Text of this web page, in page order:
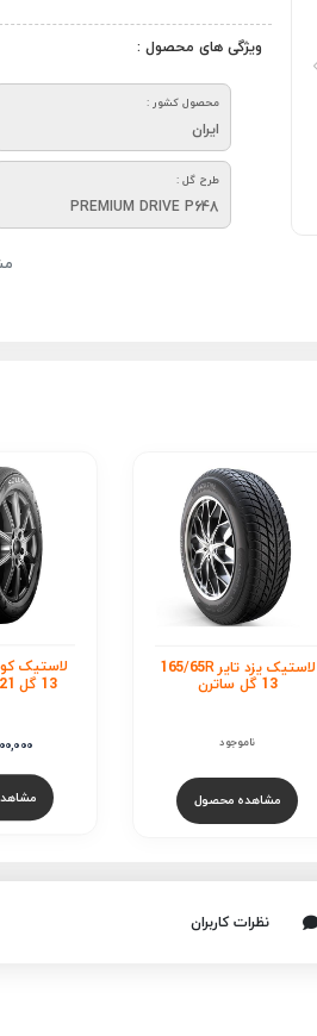
ویژگی های محصول :
محصول کشور :
ایران
طرح گل :
PREMIUM DRIVE P648
لاستیک کومهو 165/65R
13 گل SOLUS TA21
11,500,000 تومان
مشاهده محصول
گل ATRACTA
نظرات کاربران